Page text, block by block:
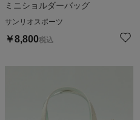
ミニショルダーバッグ
サンリオスポーツ
￥8,800税込